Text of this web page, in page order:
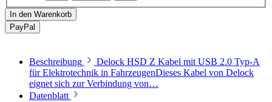
In den Warenkorb
PayPal
Beschreibung
Delock HSD Z Kabel mit USB 2.0 Typ-A
für Elektrotechnik in FahrzeugenDieses Kabel von Delock
eignet sich zur Verbindung von…
Datenblatt